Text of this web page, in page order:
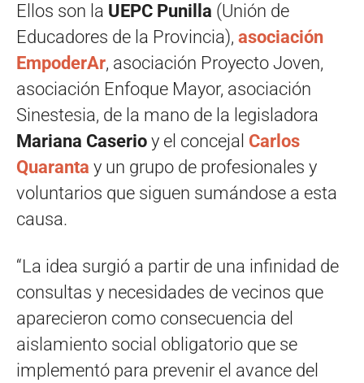
Ellos son la UEPC Punilla (Unión de
Educadores de la Provincia), asociación
EmpoderAr, asociación Proyecto Joven,
asociación Enfoque Mayor, asociación
Sinestesia, de la mano de la legisladora
Mariana Caserio y el concejal Carlos
Quaranta y un grupo de profesionales y
voluntarios que siguen sumándose a esta
causa.
“La idea surgió a partir de una infinidad de
consultas y necesidades de vecinos que
aparecieron como consecuencia del
aislamiento social obligatorio que se
implementó para prevenir el avance del